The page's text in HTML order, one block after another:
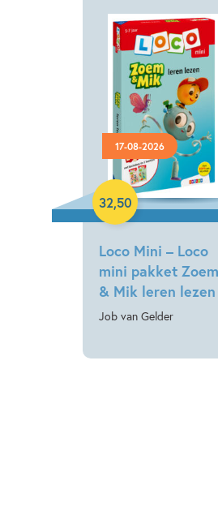
17-08-2026
Loco Mini – Loco
mini pakket Zoem
& Mik leren lezen
Job van Gelder
32,50
Paperback